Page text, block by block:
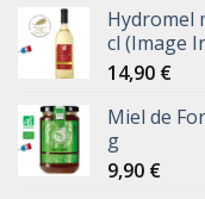
Hydromel
cl (Image
14,90 €
Miel de
g
9,90 €